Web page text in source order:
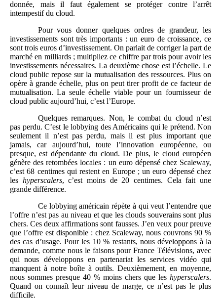
donnée, mais il faut également se protéger contre l’arrêt
intempestif du cloud.
Pour vous donner quelques ordres de grandeur, les
investissements sont très importants : un euro de croissance, ce
sont trois euros d’investissement. On parlait de corriger la part de
marché en milliards ; multipliez ce chiffre par trois pour avoir les
investissements nécessaires. La deuxième chose est l’échelle. Le
cloud public repose sur la mutualisation des ressources. Plus on
opère à grande échelle, plus on peut tirer profit de ce facteur de
mutualisation. La seule échelle viable pour un fournisseur de
cloud public aujourd’hui, c’est l’Europe.
Quelques remarques. Non, le combat du cloud n’est
pas perdu. C’est le lobbying des Américains qui le prétend. Non
seulement il n’est pas perdu, mais il est plus important que
jamais, car aujourd’hui, toute l’innovation européenne, ou
presque, est dépendante du cloud. De plus, le cloud européen
génère des retombées locales : un euro dépensé chez Scaleway,
c’est 68 centimes qui restent en Europe ; un euro dépensé chez
les hyperscalers, c’est moins de 20 centimes. Cela fait une
grande différence.
Ce lobbying américain répète à qui veut l’entendre que
l’offre n’est pas au niveau et que les clouds souverains sont plus
chers. Ces deux affirmations sont fausses. J’en veux pour preuve
que l’offre est disponible : chez Scaleway, nous couvrons 90 %
des cas d’usage. Pour les 10 % restants, nous développons à la
demande, comme nous le faisons pour France Télévisions, avec
qui nous développons en partenariat les services vidéo qui
manquent à notre boîte à outils. Deuxièmement, en moyenne,
nous sommes presque 40 % moins chers que les hyperscalers.
Quand on connaît leur niveau de marge, ce n’est pas le plus
difficile.